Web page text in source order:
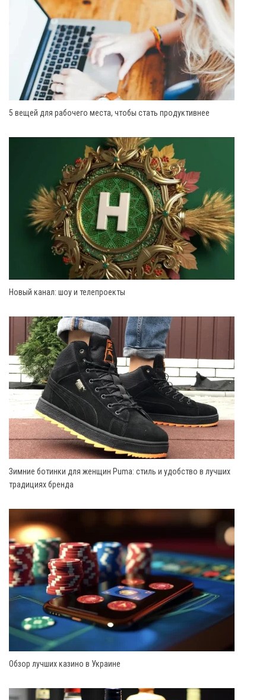
5 вещей для рабочего места, чтобы стать продуктивнее
Новый канал: шоу и телепроекты
Зимние ботинки для женщин Puma: стиль и удобство в лучших
традициях бренда
Обзор лучших казино в Украине